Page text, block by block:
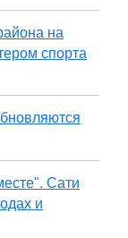
на
спорта
Сати
и